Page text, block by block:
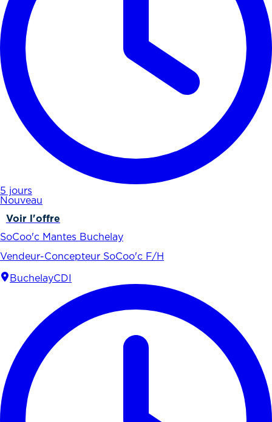
5 jours
Nouveau
Voir l'offre
SoCoo'c Mantes Buchelay
Vendeur-Concepteur SoCoo'c F/H
BuchelayCDI